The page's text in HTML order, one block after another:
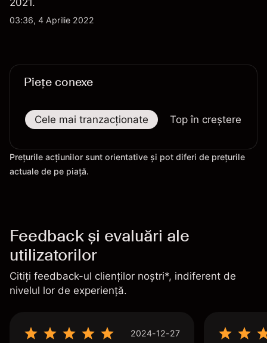
2021.
03:36, 4 Aprilie 2022
Piețe conexe
Cele mai tranzacționate Top în creștere
Prețurile acțiunilor sunt orientative și pot diferi de prețurile
actuale de pe piață.
Feedback și evaluări ale
utilizatorilor
Citiți feedback-ul clienților noștri*, indiferent de
nivelul lor de experiență.
2024-12-27